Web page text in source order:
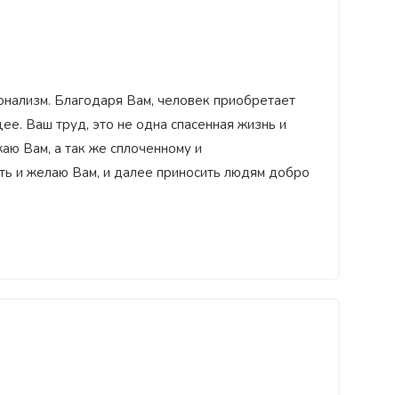
как
"Золотая звезда" за большой вклад
Благодаря Вам, человек приобретает
Ваш труд, это не одна спасенная жизнь и
Вам, а так же сплоченному и
и желаю Вам, и далее приносить людям добро